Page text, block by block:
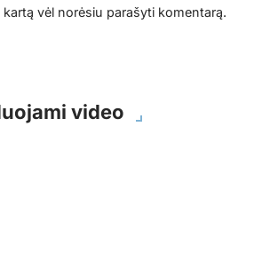
vėl norėsiu parašyti komentarą.
video